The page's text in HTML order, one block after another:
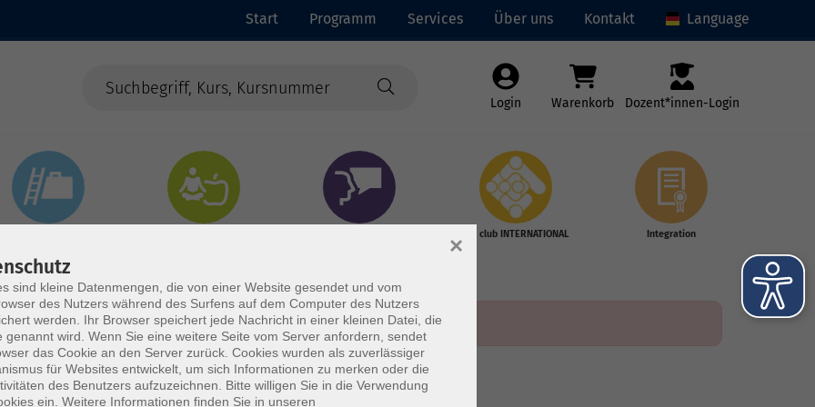
Start Programm Services Über uns Kontakt Language
Login Warenkorb Dozent*innen-Login
vhs club INTERNATIONAL Integration
sind kleine Datenmengen, die von einer Website gesendet und vom
des Nutzers während des Surfens auf dem Computer des Nutzers
werden. Ihr Browser speichert jede Nachricht in einer kleinen Datei, die
genannt wird. Wenn Sie eine weitere Seite vom Server anfordern, sendet
das Cookie an den Server zurück. Cookies wurden als zuverlässiger
für Websites entwickelt, um sich Informationen zu merken oder die
des Benutzers aufzuzeichnen. Bitte willigen Sie in die Verwendung
ein. Weitere Informationen finden Sie in unseren
×